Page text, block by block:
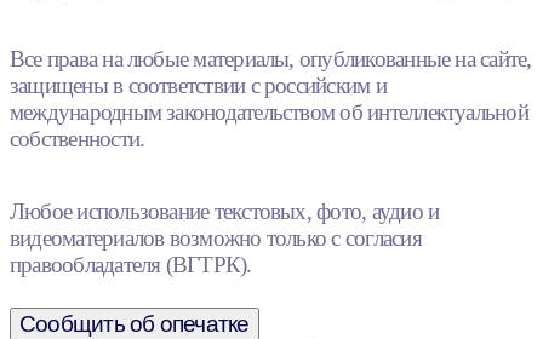
Все права на любые материалы, опубликованные на сайте,
защищены в соответствии с российским и
международным законодательством об интеллектуальной
собственности.
Любое использование текстовых, фото, аудио и
видеоматериалов возможно только с согласия
правообладателя (ВГТРК).
Сообщить об опечатке